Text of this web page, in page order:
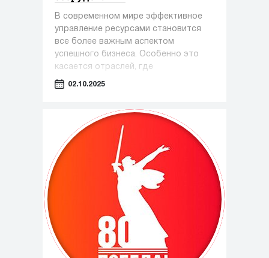
В современном мире эффективное
управление ресурсами становится
все более важным аспектом
успешного бизнеса. Особенно это
касается отраслей, где
оборудование играет ключевую роль
промышленность.
02.10.2025